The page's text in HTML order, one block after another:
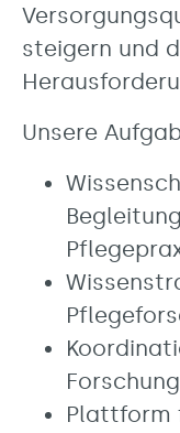
steigern und
Unsere
Plattform